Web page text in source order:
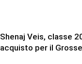
Shenaj Veis, classe
acquisto per il